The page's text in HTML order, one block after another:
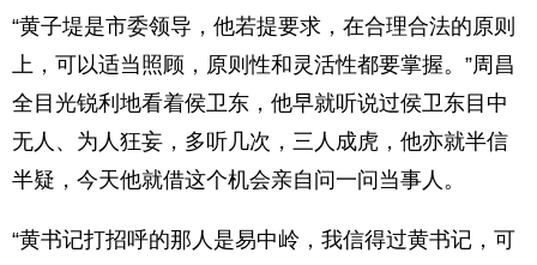
“黄子堤是市委领导，他若提要求，在合理合法的原则
上，可以适当照顾，原则性和灵活性都要掌握。”周昌
全目光锐利地看着侯卫东，他早就听说过侯卫东目中
无人、为人狂妄，多听几次，三人成虎，他亦就半信
半疑，今天他就借这个机会亲自问一问当事人。
“黄书记打招呼的那人是易中岭，我信得过黄书记，可